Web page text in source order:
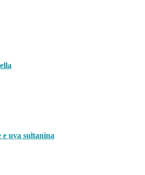
uva sultanina